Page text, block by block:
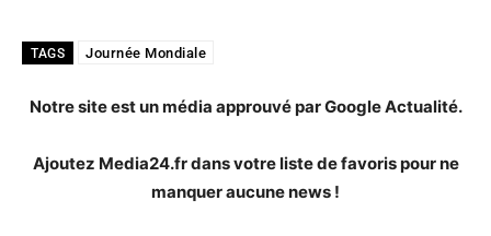
TAGS Journée Mondiale
Notre site est un média approuvé par Google Actualité.
Ajoutez Media24.fr dans votre liste de favoris pour ne
manquer aucune news !